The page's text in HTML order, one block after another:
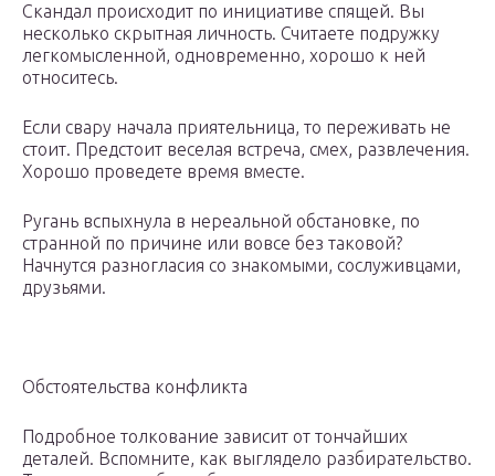
Скандал происходит по инициативе спящей. Вы
несколько скрытная личность. Считаете подружку
легкомысленной, одновременно, хорошо к ней
относитесь.
Если свару начала приятельница, то переживать не
стоит. Предстоит веселая встреча, смех, развлечения.
Хорошо проведете время вместе.
Ругань вспыхнула в нереальной обстановке, по
странной по причине или вовсе без таковой?
Начнутся разногласия со знакомыми, сослуживцами,
друзьями.
Обстоятельства конфликта
Подробное толкование зависит от тончайших
деталей. Вспомните, как выглядело разбирательство.